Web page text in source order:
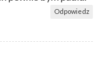
Odpowiedz